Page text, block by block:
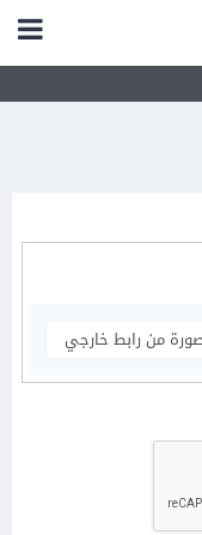
من رابط خارجي